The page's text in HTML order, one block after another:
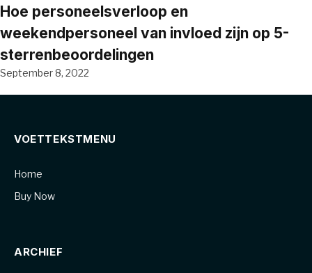
Hoe personeelsverloop en
weekendpersoneel van invloed zijn op 5-
sterrenbeoordelingen
September 8, 2022
VOETTEKSTMENU
Home
Buy Now
ARCHIEF